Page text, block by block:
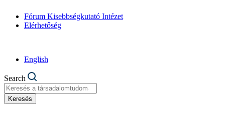
Fórum Kisebbségkutató Intézet
Elérhetőség
English
Search
Keresés